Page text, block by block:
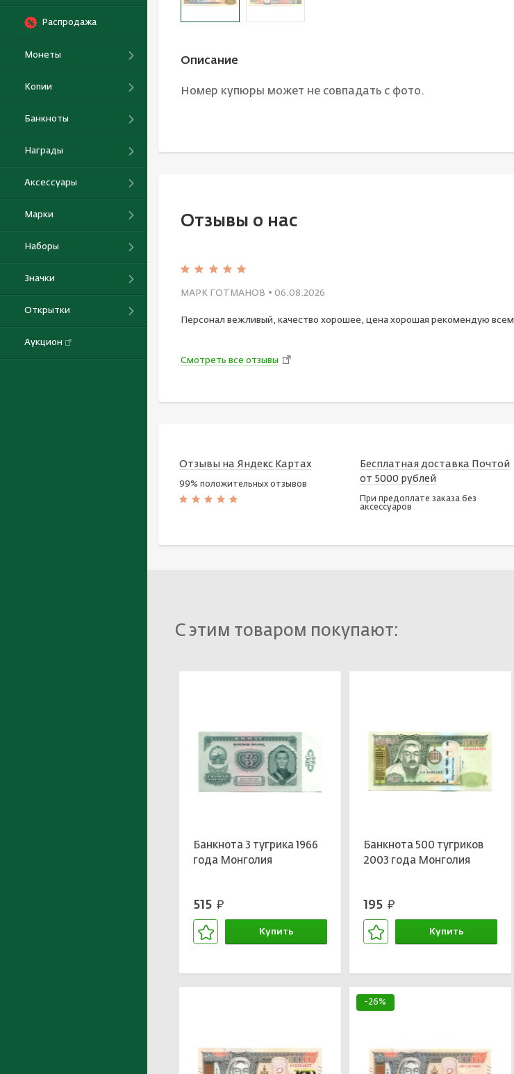
Распродажа
Монеты
Копии
Банкноты
Награды
Аксессуары
Марки
Наборы
Значки
Открытки
Аукцион
Описание
Номер купюры может не совпадать с фото.
Отзывы о нас
МАРК ГОТМАНОВ • 06.08.2026
Персонал вежливый, качество хорошее, цена хорошая рекомендую всем
Смотреть все отзывы
Отзывы на Яндекс Картах
99% положительных отзывов
Бесплатная доставка Почтой
от 5000 рублей
При предоплате заказа без
аксессуаров
С этим товаром покупают:
Банкнота 3 тугрика 1966
года Монголия
515 руб.
Купить
Банкнота 500 тугриков
2003 года Монголия
195 руб.
Купить
-26%